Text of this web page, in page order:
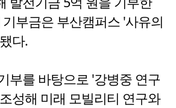
부금은 부산캠퍼스 '사유의
다.
부를 바탕으로 '강병중 연구
성해 미래 모빌리티 연구와